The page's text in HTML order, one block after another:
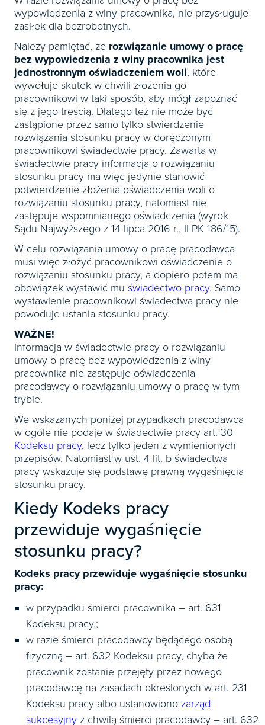
wypowiedzenia z winy pracownika, nie przysługuje
zasiłek dla bezrobotnych.
Należy pamiętać, że rozwiązanie umowy o pracę
bez wypowiedzenia z winy pracownika jest
jednostronnym oświadczeniem woli, które
wywołuje skutek w chwili złożenia go
pracownikowi w taki sposób, aby mógł zapoznać
się z jego treścią. Dlatego też nie może być
zastąpione przez samo tylko stwierdzenie
rozwiązania stosunku pracy w doręczonym
pracownikowi świadectwie pracy. Zawarta w
świadectwie pracy informacja o rozwiązaniu
stosunku pracy ma więc jedynie stanowić
potwierdzenie złożenia oświadczenia woli o
rozwiązaniu stosunku pracy, natomiast nie
zastępuje wspomnianego oświadczenia (wyrok
Sądu Najwyższego z 14 lipca 2016 r., II PK 186/15).
W celu rozwiązania umowy o pracę pracodawca
musi więc złożyć pracownikowi oświadczenie o
rozwiązaniu stosunku pracy, a dopiero potem ma
obowiązek wystawić mu świadectwo pracy. Samo
wystawienie pracownikowi świadectwa pracy nie
powoduje ustania stosunku pracy.
WAŻNE!
Informacja w świadectwie pracy o rozwiązaniu
umowy o pracę bez wypowiedzenia z winy
pracownika nie zastępuje oświadczenia
pracodawcy o rozwiązaniu umowy o pracę w tym
trybie.
We wskazanych poniżej przypadkach pracodawca
w ogóle nie podaje w świadectwie pracy art. 30
Kodeksu pracy, lecz tylko jeden z wymienionych
przepisów. Natomiast w ust. 4 lit. b świadectwa
pracy wskazuje się podstawę prawną wygaśnięcia
stosunku pracy.
Kiedy Kodeks pracy
przewiduje wygaśnięcie
stosunku pracy?
Kodeks pracy przewiduje wygaśnięcie stosunku
pracy:
w przypadku śmierci pracownika – art. 631
Kodeksu pracy,;
w razie śmierci pracodawcy będącego osobą
fizyczną – art. 632 Kodeksu pracy, chyba że
pracownik zostanie przejęty przez nowego
pracodawcę na zasadach określonych w art. 231
Kodeksu pracy albo ustanowiono zarząd
sukcesyjny z chwilą śmierci pracodawcy – art. 632